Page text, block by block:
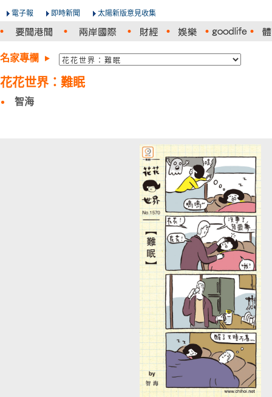
電子報 即時新聞 太陽新版意見收集
名家專欄
花花世界：難眠
智海